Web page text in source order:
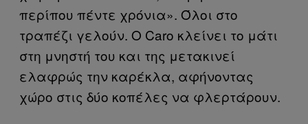
περίπου πέντε χρόνια». Όλοι στο
τραπέζι γελούν. Ο Caro κλείνει το μάτι
στη μνηστή του και της μετακινεί
ελαφρώς την καρέκλα, αφήνοντας
χώρο στις δύο κοπέλες να φλερτάρουν.